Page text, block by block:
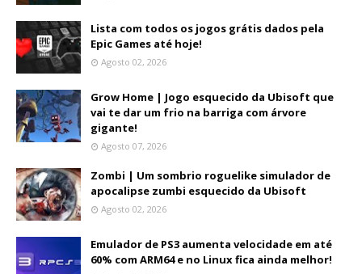
Lista com todos os jogos grátis dados pela
Epic Games até hoje!
Agosto 02, 2026
Grow Home | Jogo esquecido da Ubisoft que
vai te dar um frio na barriga com árvore
gigante!
Agosto 07, 2026
Zombi | Um sombrio roguelike simulador de
apocalipse zumbi esquecido da Ubisoft
Agosto 02, 2026
Emulador de PS3 aumenta velocidade em até
60% com ARM64 e no Linux fica ainda melhor!